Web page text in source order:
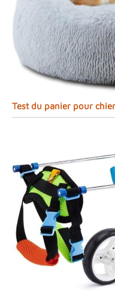
Test du panier pour